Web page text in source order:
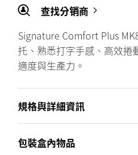
查找分销商
Signature Comfort Plus
托、熟悉打字手感、高效捲
適度與生產力。
規格與詳細資訊
包裝盒內物品